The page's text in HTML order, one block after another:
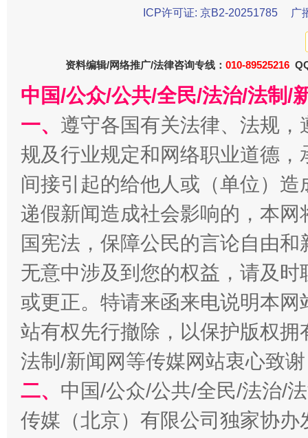
千年窑火 生生不息
ICP许可证: 京B2-20251785
广
资料编辑/网络推广/法律咨询专线： 010-89525216
中国/公众/公共/全民/法治/法制/
一、 遵守各国有关法律、法规
规及行业规定和网络职业道德
间接引起的给他人或（单位）
递假新闻造成社会影响的，本
国宪法，保障公民的言论自由
无意中涉及到您的权益，请及
或更正。特请来函来电说明本
站有权先行撤除，以保护版权
法制/新闻网等传媒网站衷心致
二、 中国/公众/公共/全民/法治/
传媒（北京）有限公司独家协